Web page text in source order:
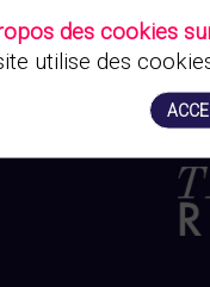
des cookies
utilise des